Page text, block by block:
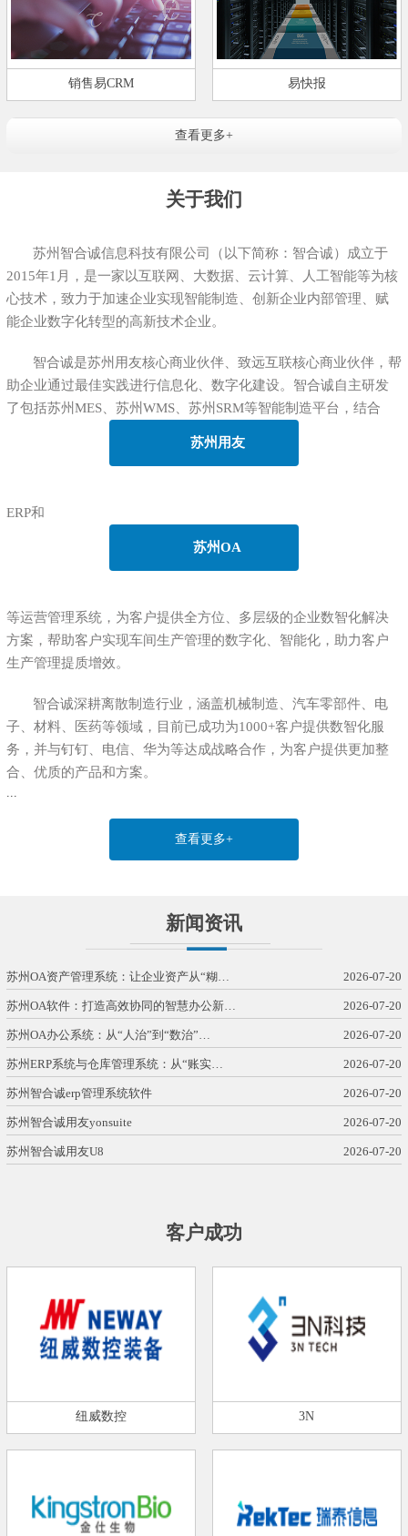
销售易CRM 易快报
查看更多+
关于我们
苏州智合诚信息科技有限公司（以下简称：智合诚）成立于
2015年1月，是一家以互联网、大数据、云计算、人工智能等为核
心技术，致力于加速企业实现智能制造、创新企业内部管理、赋
能企业数字化转型的高新技术企业。
智合诚是苏州用友核心商业伙伴、致远互联核心商业伙伴，帮
助企业通过最佳实践进行信息化、数字化建设。智合诚自主研发
了包括苏州MES、苏州WMS、苏州SRM等智能制造平台，结合
苏州用友
ERP和
苏州OA
等运营管理系统，为客户提供全方位、多层级的企业数智化解决
方案，帮助客户实现车间生产管理的数字化、智能化，助力客户
生产管理提质增效。
智合诚深耕离散制造行业，涵盖机械制造、汽车零部件、电
子、材料、医药等领域，目前已成功为1000+客户提供数智化服
务，并与钉钉、电信、华为等达成战略合作，为客户提供更加整
合、优质的产品和方案。
...
查看更多+
新闻资讯
苏州OA资产管理系统：让企业资产从“糊… 2026-07-20
苏州OA软件：打造高效协同的智慧办公新… 2026-07-20
苏州OA办公系统：从“人治”到“数治”… 2026-07-20
苏州ERP系统与仓库管理系统：从“账实… 2026-07-20
苏州智合诚erp管理系统软件 2026-07-20
苏州智合诚用友yonsuite 2026-07-20
苏州智合诚用友U8 2026-07-20
客户成功
纽威数控 3N